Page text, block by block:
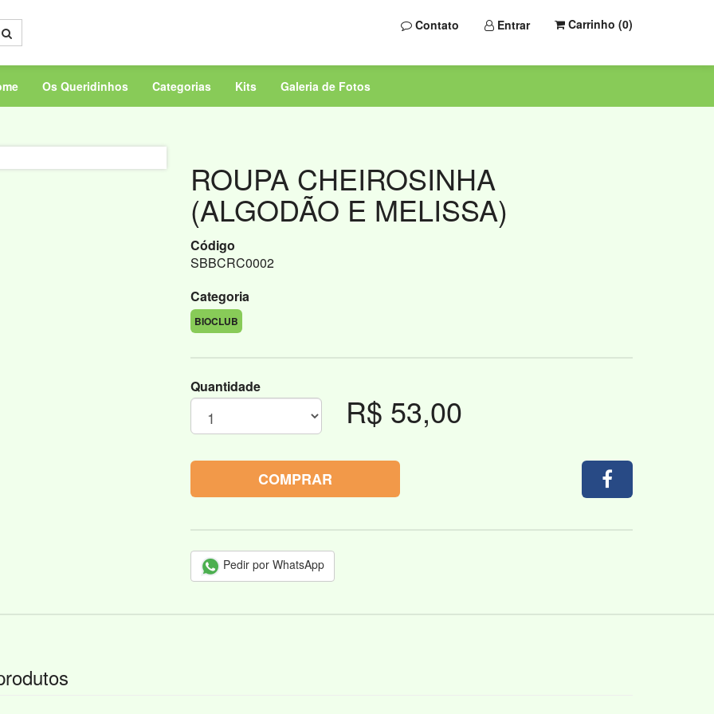
Contato Entrar Carrinho (0)
Os Queridinhos Categorias Kits Galeria de Fotos
ROUPA CHEIROSINHA
(ALGODÃO E MELISSA)
Código
SBBCRC0002
Categoria
BIOCLUB
Quantidade
R$ 53,00
COMPRAR
Pedir por WhatsApp